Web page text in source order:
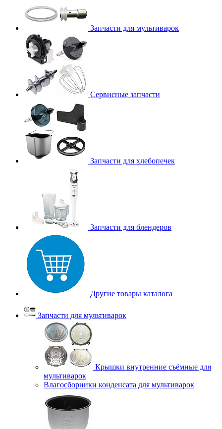
Запчасти для мультиварок
Сервисные запчасти
Запчасти для хлебопечек
Запчасти для блендеров
Другие товары каталога
Запчасти для мультиварок
Крышки внутренние съёмные для
мультиварок
Влагосборники конденсата для мультиварок